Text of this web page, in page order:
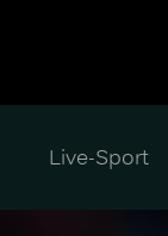
Live-Sport